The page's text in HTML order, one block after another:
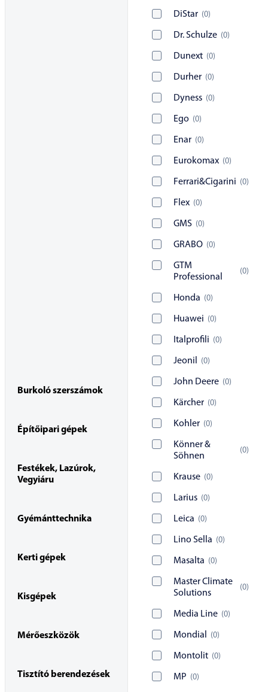
DiStar (0)
Dr. Schulze (0)
Dunext (0)
Durher (0)
Dyness (0)
Ego (0)
Enar (0)
Eurokomax (0)
Ferrari&Cigarini (0)
Flex (0)
GMS (0)
GRABO (0)
GTM
Professional
(0)
Honda (0)
Huawei (0)
Italprofili (0)
Jeonil (0)
John Deere (0)
Kärcher (0)
Kohler (0)
Könner &
Söhnen
(0)
Krause (0)
Larius (0)
Leica (0)
Lino Sella (0)
Masalta (0)
Master Climate
Solutions
(0)
Media Line (0)
Mondial (0)
Montolit (0)
MP (0)
Burkoló szerszámok
Építőipari gépek
Festékek, Lazúrok,
Vegyiáru
Gyémánttechnika
Kerti gépek
Kisgépek
Mérőeszközök
Tisztító berendezések